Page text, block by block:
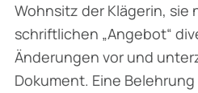
Wohnsitz der Klägerin, sie
schriftlichen „Angebot“
Änderungen vor und
Dokument. Eine